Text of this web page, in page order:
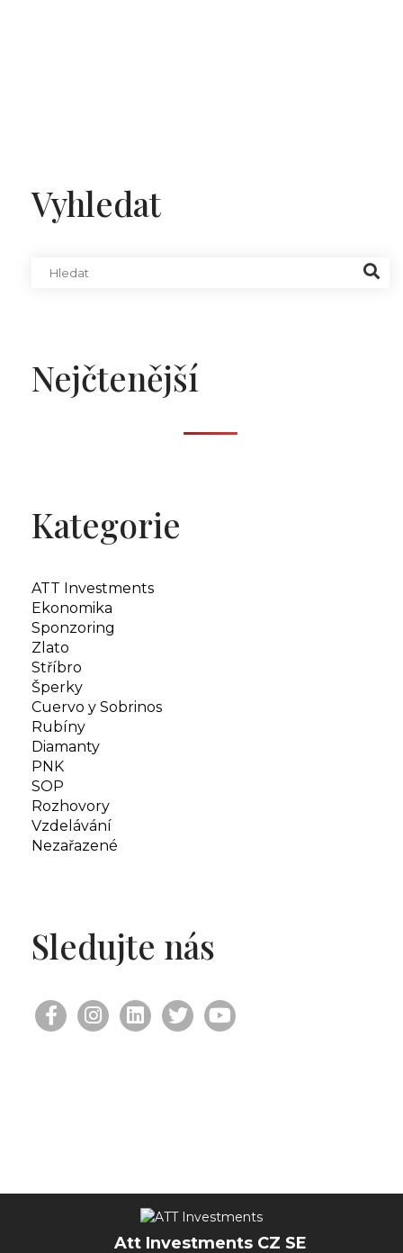
Vyhledat
Nejčtenější
Kategorie
ATT Investments
Ekonomika
Sponzoring
Zlato
Stříbro
Šperky
Cuervo y Sobrinos
Rubíny
Diamanty
PNK
SOP
Rozhovory
Vzdelávání
Nezařazené
Sledujte nás
Att Investments CZ SE